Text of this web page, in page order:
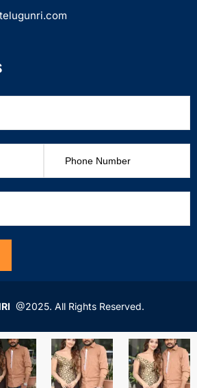
@2025. All Rights Reserved.